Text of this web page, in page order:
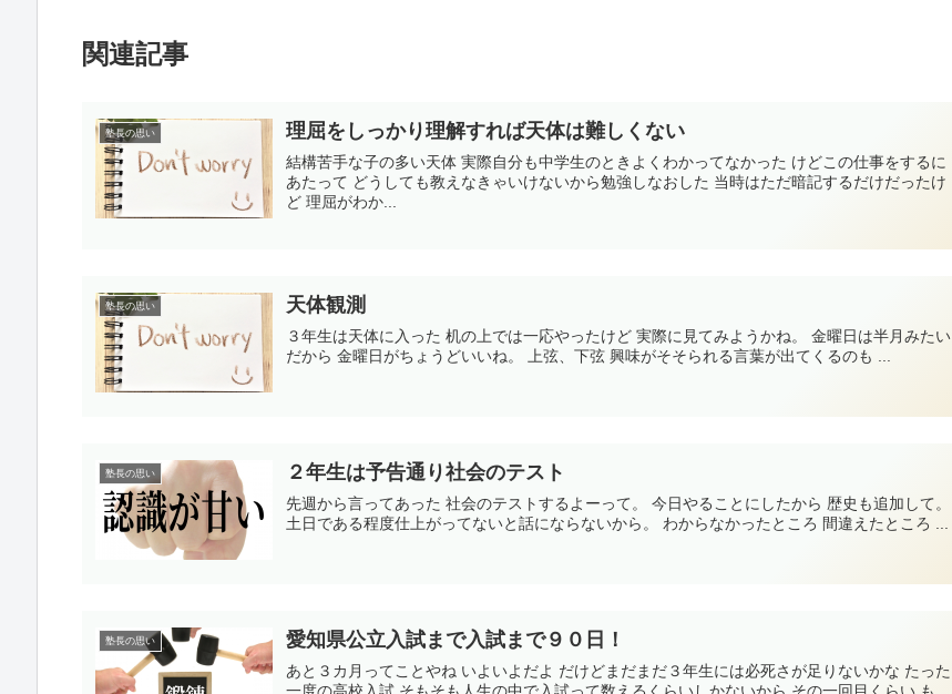
関連記事
塾長の思い 理屈をしっかり理解すれば天体は難しくない
結構苦手な子の多い天体 実際自分も中学生のときよくわかってなかった けどこの仕事をするに
あたって どうしても教えなきゃいけないから勉強しなおした 当時はただ暗記するだけだったけ
ど 理屈がわか...
塾長の思い 天体観測
３年生は天体に入った 机の上では一応やったけど 実際に見てみようかね。 金曜日は半月みたい
だから 金曜日がちょうどいいね。 上弦、下弦 興味がそそられる言葉が出てくるのも ...
塾長の思い ２年生は予告通り社会のテスト
先週から言ってあった 社会のテストするよーって。 今日やることにしたから 歴史も追加して。
土日である程度仕上がってないと話にならないから。 わからなかったところ 間違えたところ ...
塾長の思い 愛知県公立入試まで入試まで９０日！
あと３カ月ってことやね いよいよだよ だけどまだまだ３年生には必死さが足りないかな たった
一度の高校入試 そもそも人生の中で入試って数えるくらいしかないから その一回目くらい も